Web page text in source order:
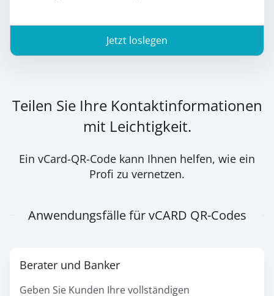
Jetzt loslegen
Teilen Sie Ihre Kontaktinformationen
mit Leichtigkeit.
Ein vCard-QR-Code kann Ihnen helfen, wie ein
Profi zu vernetzen.
Anwendungsfälle für vCARD QR-Codes
Berater und Banker
Geben Sie Kunden Ihre vollständigen